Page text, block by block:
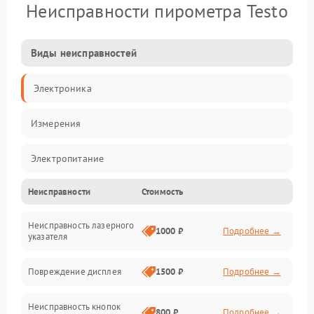
Неисправности пирометра Testo
Виды неисправностей
Электроника
Измерения
Электропитание
Оптика
Индикация
Неисправности Стоимость
Неисправность лазерного
указателя
1000 ₽ Подробнее →
Повреждение дисплея 1500 ₽ Подробнее →
Неисправность кнопок